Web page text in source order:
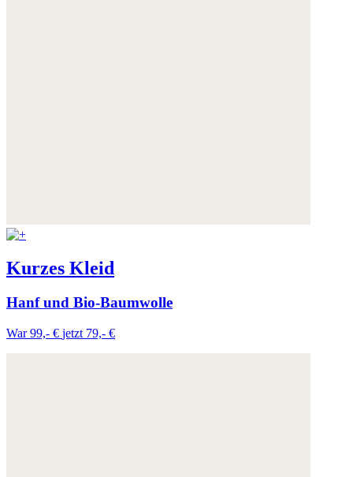
Kurzes Kleid
Hanf und Bio-Baumwolle
War 99,- € jetzt 79,- €